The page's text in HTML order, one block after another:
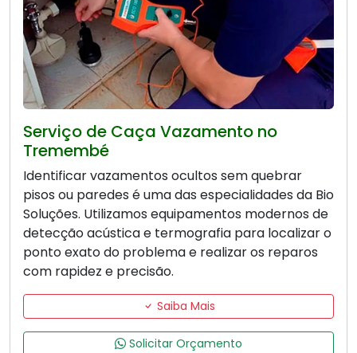
Serviço de Caça Vazamento no
Tremembé
Identificar vazamentos ocultos sem quebrar
pisos ou paredes é uma das especialidades da Bio
Soluções. Utilizamos equipamentos modernos de
detecção acústica e termografia para localizar o
ponto exato do problema e realizar os reparos
com rapidez e precisão.
Saiba Mais
Solicitar Orçamento